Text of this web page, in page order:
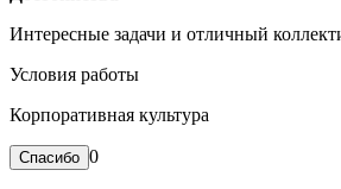
Интересные задачи и отличный
Условия работы
Корпоративная культура
0